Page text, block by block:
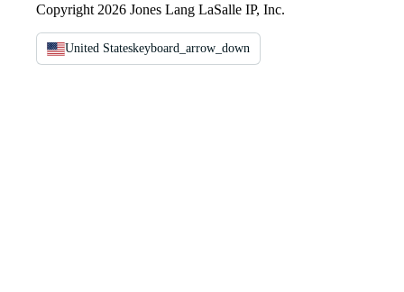
Copyright 2026 Jones Lang LaSalle IP, Inc.
United Stateskeyboard_arrow_down